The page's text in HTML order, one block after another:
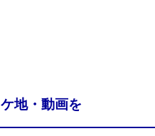
地・動画を